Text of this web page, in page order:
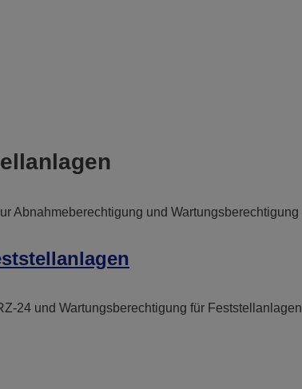
Abnahmeberechtigung und Wartungsberechtigung
24 und Wartungsberechtigung für Feststellanlagen